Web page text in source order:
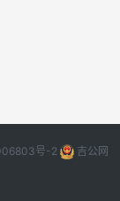
号-2
吉公网